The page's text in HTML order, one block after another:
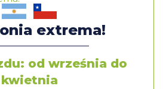
extrema!
od września do
kwietnia